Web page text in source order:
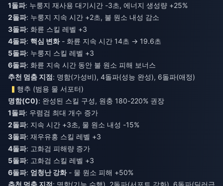
1돌파: 누룽지 재사용 대기시간 -3초, 에너지 생성량 +25%
2돌파: 누룽지 지속 시간 +2초, 불 원소 내성 감소
3돌파: 화륜 스킬 레벨 +3
4돌파: 핵심 변화- 화륜 지속 시간 14초 → 19.6초
5돌파: 누룽지 스킬 레벨 +3
6돌파: 화륜 지속 시간 동안 불 원소 피해 보너스
추천 멈춤 지점: 명함(가성비), 4돌파(성능 완성), 6돌파(애정)
행추 (범용 물 서포터)
명함(C0): 완성된 스킬 구성, 원충 180-220% 권장
1돌파: 우렴검 최대 개수 증가
2돌파: 지속 시간 +3초, 물 원소 내성 -15%
3돌파: 재우유홍 스킬 레벨 +3
4돌파: 고화검 피해량 증가
5돌파: 고화검 스킬 레벨 +3
6돌파: 엄청난 강화- 물 원소 피해 +50%
추천 멈춤 지점: 명함(기능 수행), 2돌파(서포트 강화), 6돌파(딜러급